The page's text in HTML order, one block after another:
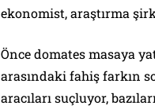
ekonomist, araştırma
Önce domates masaya
arasındaki fahiş farkın
aracıları suçluyor,